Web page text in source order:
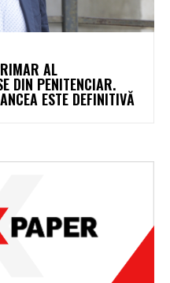
AL
DIN PENITENCIAR.
ESTE DEFINITIVĂ